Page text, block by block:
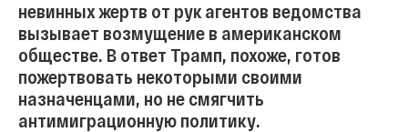
невинных жертв от рук агентов ведомства
вызывает возмущение в американском
обществе. В ответ Трамп, похоже, готов
пожертвовать некоторыми своими
назначенцами, но не смягчить
антимиграционную политику.